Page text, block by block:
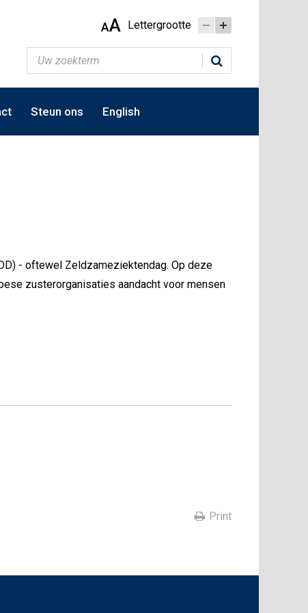
AA Lettergrootte
Steun ons English
- oftewel Zeldzameziektendag. Op deze
zusterorganisaties aandacht voor mensen
Print